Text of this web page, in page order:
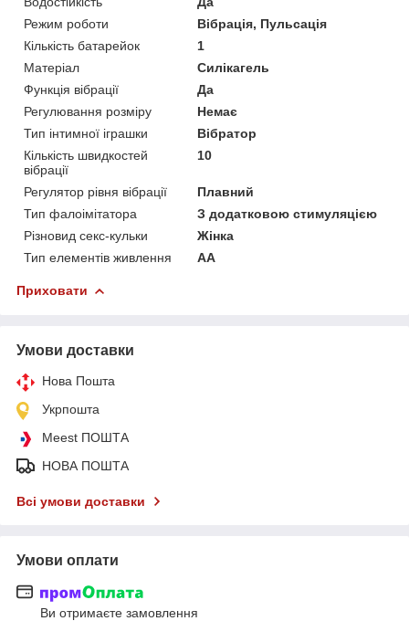
Режим роботи
Вібрація, Пульсація
Кількість батарейок
1
Матеріал
Силікагель
Функція вібрації
Да
Регулювання розміру
Немає
Тип інтимної іграшки
Вібратор
Кількість швидкостей
вібрації
10
Регулятор рівня вібрації
Плавний
Тип фалоімітатора
З додатковою стимуляцією
Різновид секс-кульки
Жінка
Тип елементів живлення
AA
Приховати
Умови доставки
Нова Пошта
Укрпошта
Meest ПОШТА
НОВА ПОШТА
Всі умови доставки
Умови оплати
Ви отримаєте замовлення